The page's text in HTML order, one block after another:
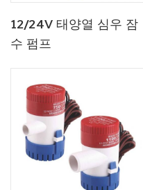
12/24V 태양열 심우 잠
수 펌프